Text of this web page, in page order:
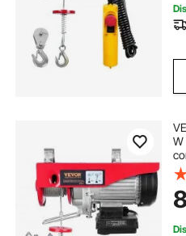
fune d acciaio
torchio per melanzane di
piede di porco in acciaio
W
a